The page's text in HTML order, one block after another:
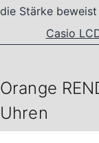
die Stärke
Casio
Orange
Uhren